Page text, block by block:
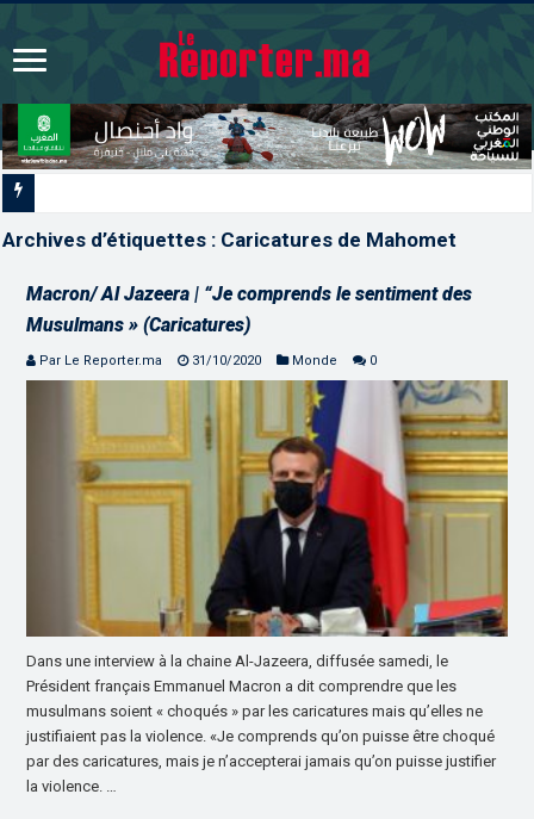
Archives d’étiquettes : Caricatures de Mahomet
Macron/ Al Jazeera | “Je comprends le sentiment des
Musulmans » (Caricatures)
Par Le Reporter.ma 31/10/2020 Monde 0
Dans une interview à la chaine Al-Jazeera, diffusée samedi, le
Président français Emmanuel Macron a dit comprendre que les
musulmans soient « choqués » par les caricatures mais qu’elles ne
justifiaient pas la violence. «Je comprends qu’on puisse être choqué
par des caricatures, mais je n’accepterai jamais qu’on puisse justifier
la violence. …